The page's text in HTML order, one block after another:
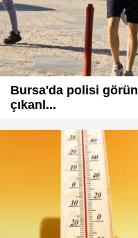
Bursa'da polisi
çıkanl...